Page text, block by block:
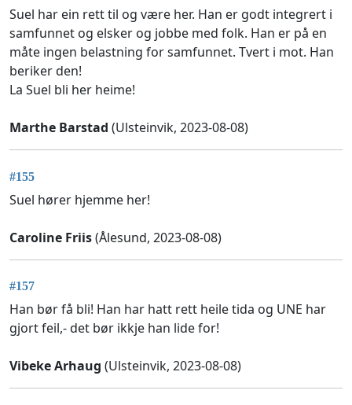
Suel har ein rett til og være her. Han er godt integrert i
samfunnet og elsker og jobbe med folk. Han er på en
måte ingen belastning for samfunnet. Tvert i mot. Han
beriker den!
La Suel bli her heime!
Marthe Barstad (Ulsteinvik, 2023-08-08)
#155
Suel hører hjemme her!
Caroline Friis(Ålesund, 2023-08-08)
#157
Han bør få bli! Han har hatt rett heile tida og UNE har
gjort feil,- det bør ikkje han lide for!
Vibeke Arhaug (Ulsteinvik, 2023-08-08)